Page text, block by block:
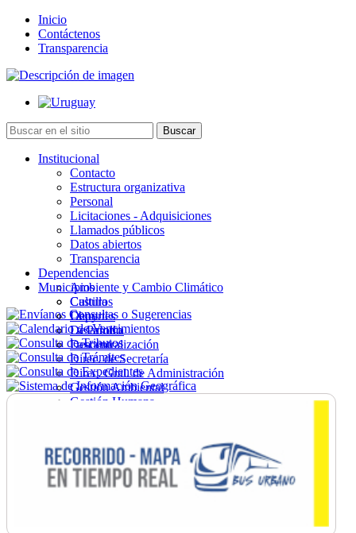
Inicio
Contáctenos
Transparencia
Institucional
Contacto
Estructura organizativa
Personal
Licitaciones - Adquisiciones
Llamados públicos
Datos abiertos
Transparencia
Dependencias
Ambiente y Cambio Climático
Cultura
Deportes
Desarrollo
Descentralización
Direc. de Secretaría
Direc. Gral. de Administración
Gestión Ambiental
Gestión Humana
Ordenamiento
Promoción Social
Salud
Secretaría General
Municipios
Castillos
Chuy
La Paloma
Lascano